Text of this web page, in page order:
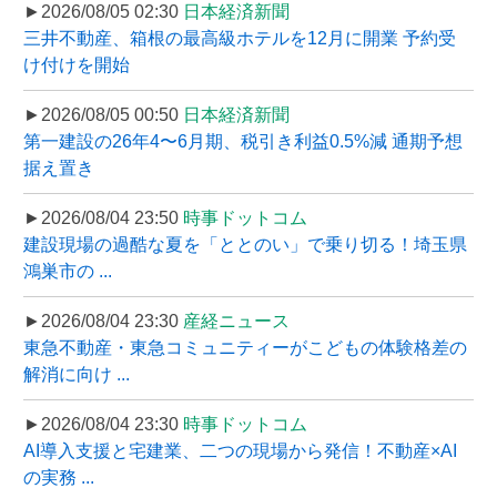
►2026/08/05 02:30 日本経済新聞
三井不動産、箱根の最高級ホテルを12月に開業 予約受
け付けを開始
►2026/08/05 00:50 日本経済新聞
第一建設の26年4〜6月期、税引き利益0.5%減 通期予想
据え置き
►2026/08/04 23:50 時事ドットコム
建設現場の過酷な夏を「ととのい」で乗り切る！埼玉県
鴻巣市の ...
►2026/08/04 23:30 産経ニュース
東急不動産・東急コミュニティーがこどもの体験格差の
解消に向け ...
►2026/08/04 23:30 時事ドットコム
AI導入支援と宅建業、二つの現場から発信！不動産×AI
の実務 ...